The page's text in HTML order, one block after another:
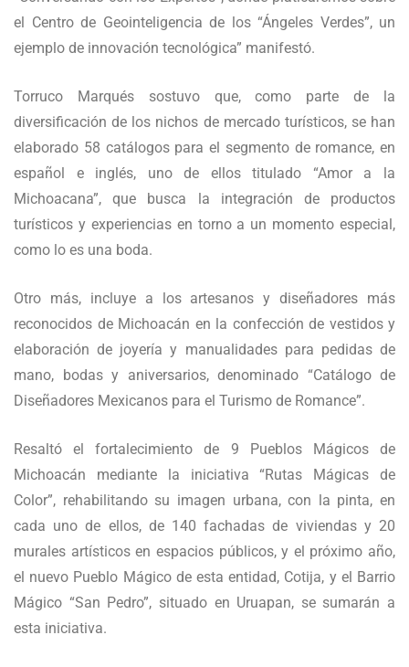
el Centro de Geointeligencia de los “Ángeles Verdes”, un
ejemplo de innovación tecnológica” manifestó.
Torruco Marqués sostuvo que, como parte de la
diversificación de los nichos de mercado turísticos, se han
elaborado 58 catálogos para el segmento de romance, en
español e inglés, uno de ellos titulado “Amor a la
Michoacana”, que busca la integración de productos
turísticos y experiencias en torno a un momento especial,
como lo es una boda.
Otro más, incluye a los artesanos y diseñadores más
reconocidos de Michoacán en la confección de vestidos y
elaboración de joyería y manualidades para pedidas de
mano, bodas y aniversarios, denominado “Catálogo de
Diseñadores Mexicanos para el Turismo de Romance”.
Resaltó el fortalecimiento de 9 Pueblos Mágicos de
Michoacán mediante la iniciativa “Rutas Mágicas de
Color”, rehabilitando su imagen urbana, con la pinta, en
cada uno de ellos, de 140 fachadas de viviendas y 20
murales artísticos en espacios públicos, y el próximo año,
el nuevo Pueblo Mágico de esta entidad, Cotija, y el Barrio
Mágico “San Pedro”, situado en Uruapan, se sumarán a
esta iniciativa.